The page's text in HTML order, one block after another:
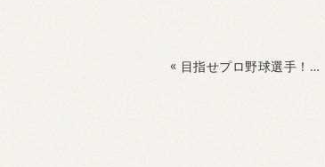
« 目指せプロ野球選手！中学3年生が高校野球に向けて、トレーニング作成！